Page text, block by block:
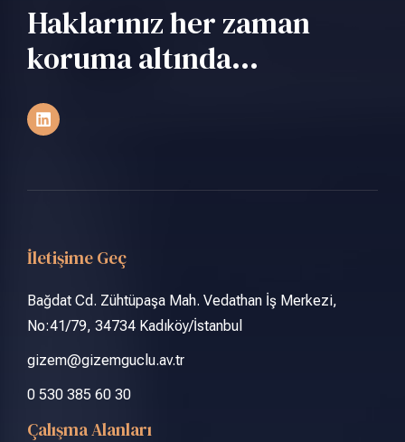
Haklarınız her zaman
koruma altında...
İletişime Geç
Bağdat Cd. Zühtüpaşa Mah. Vedathan İş Merkezi,
No:41/79, 34734 Kadıköy/İstanbul
gizem@gizemguclu.av.tr
0 530 385 60 30
Çalışma Alanları